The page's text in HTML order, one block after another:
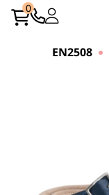
0
EN2508